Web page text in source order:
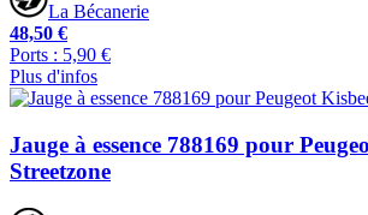
La Bécanerie
48,50 €
Ports : 5,90 €
Plus d'infos
Jauge à essence 788169 pour
Streetzone